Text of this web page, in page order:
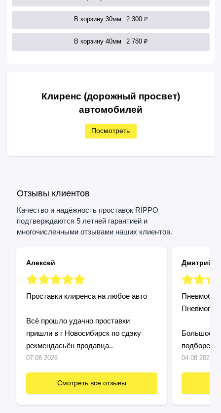
В корзину 30мм 2 300 ₽
В корзину 40мм 2 780 ₽
Клиренс (дорожный просвет)
автомобилей
Посмотреть
Отзывы клиентов
Качество и надёжность проставок RIPPO
подтверждаются 5 летней гарантией и
многочисленными отзывами наших клиентов.
Алексей
Проставки клиренса на любое авто
Всё прошло удачно проставки
пришли в г Новосибирск по сдэку
рекмендасьён продавца..
07.08.2026
Смотреть все отзывы
Дмитрий
Большое
подборе и
Установил
04.08.2026